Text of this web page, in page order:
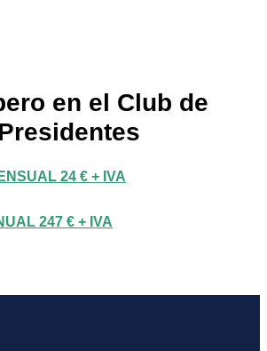
en el Club de
24 € + IVA
247 € + IVA